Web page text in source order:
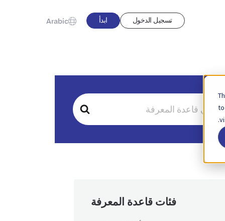
تسجيل الدخول ابدأ Arabic
فئات قاعدة المعرفة